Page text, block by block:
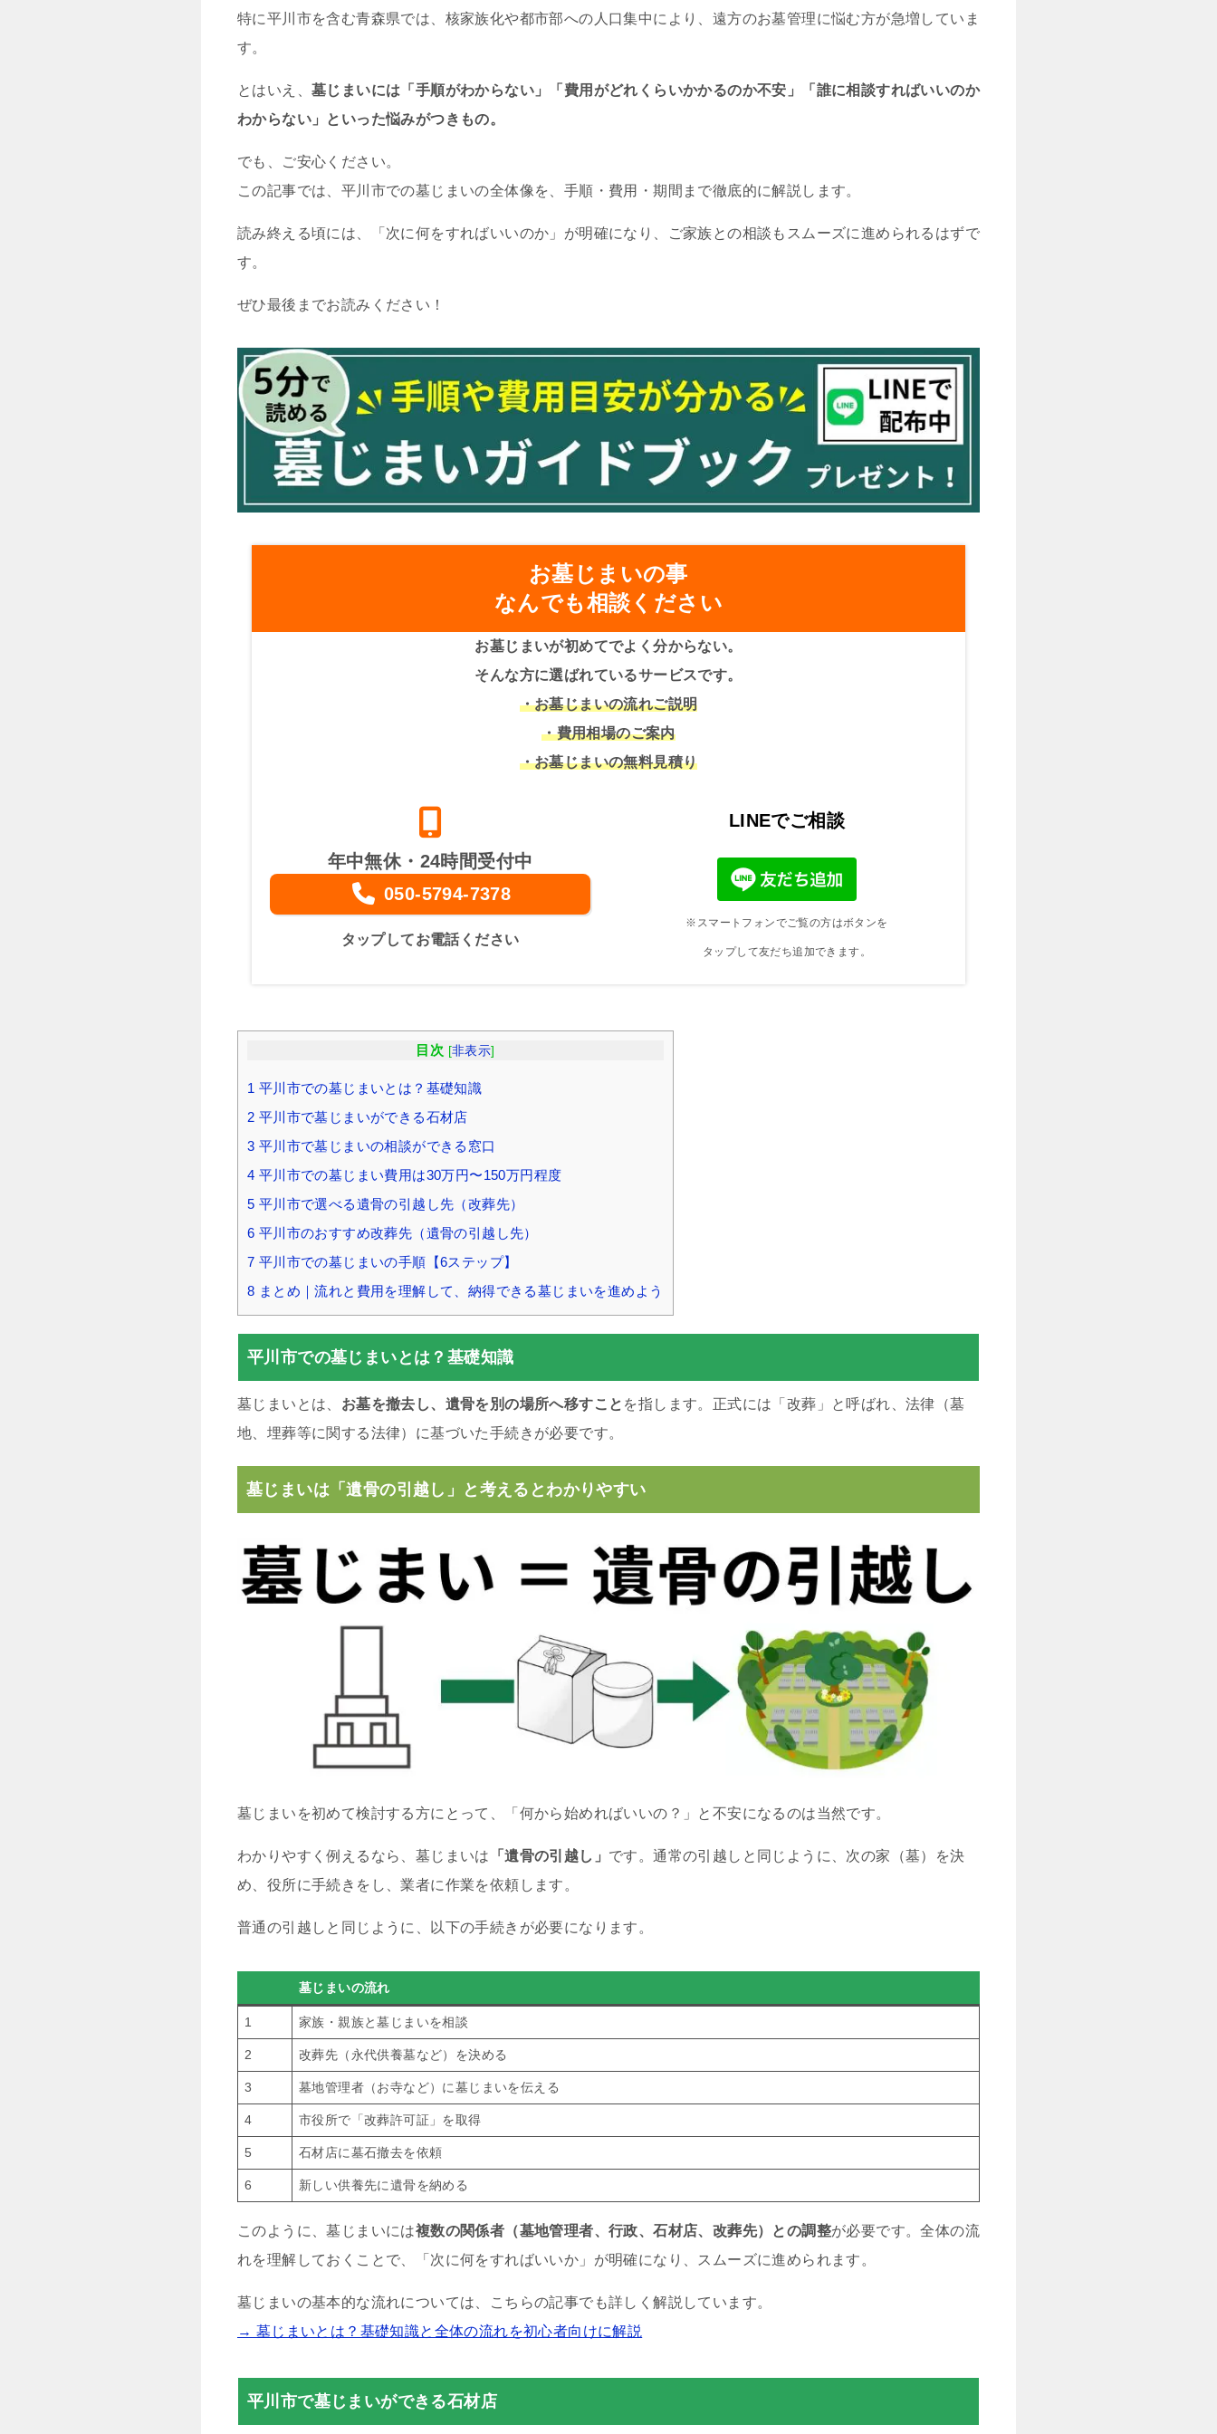
特に平川市を含む青森県では、核家族化や都市部への人口集中により、遠方のお墓管理に悩む方が急増していま
す。
とはいえ、 墓じまいには「手順がわからない」「費用がどれくらいかかるのか不安」「誰に相談すればいいのか
わからない」といった悩みがつきもの。
でも、ご安心ください。
この記事では、平川市での墓じまいの全体像を、手順・費用・期間まで徹底的に解説します。
読み終える頃には、「次に何をすればいいのか」が明確になり、ご家族との相談もスムーズに進められるはずで
す。
ぜひ最後までお読みください！
お墓じまいの事
なんでも相談ください
お墓じまいが初めてでよく分からない。
そんな方に選ばれているサービスです。
・お墓じまいの流れご説明
・費用相場のご案内
・お墓じまいの無料見積り
年中無休・24時間受付中
050-5794-7378
タップしてお電話ください
LINEでご相談
※スマートフォンでご覧の方はボタンを
タップして友だち追加できます。
目次 [非表示]
1 平川市での墓じまいとは？基礎知識
2 平川市で墓じまいができる石材店
3 平川市で墓じまいの相談ができる窓口
4 平川市での墓じまい費用は30万円〜150万円程度
5 平川市で選べる遺骨の引越し先（改葬先）
6 平川市のおすすめ改葬先（遺骨の引越し先）
7 平川市での墓じまいの手順【6ステップ】
8 まとめ｜流れと費用を理解して、納得できる墓じまいを進めよう
平川市での墓じまいとは？基礎知識
墓じまいとは、 お墓を撤去し、遺骨を別の場所へ移すこと を指します。正式には「改葬」と呼ばれ、法律（墓
地、埋葬等に関する法律）に基づいた手続きが必要です。
墓じまいは「遺骨の引越し」と考えるとわかりやすい
墓じまいを初めて検討する方にとって、「何から始めればいいの？」と不安になるのは当然です。
わかりやすく例えるなら、墓じまいは 「遺骨の引越し」 です。通常の引越しと同じように、次の家（墓）を決
め、役所に手続きをし、業者に作業を依頼します。
普通の引越しと同じように、以下の手続きが必要になります。
墓じまいの流れ
1 家族・親族と墓じまいを相談
2 改葬先（永代供養墓など）を決める
3 墓地管理者（お寺など）に墓じまいを伝える
4 市役所で「改葬許可証」を取得
5 石材店に墓石撤去を依頼
6 新しい供養先に遺骨を納める
このように、墓じまいには複数の関係者（墓地管理者、行政、石材店、改葬先）との調整が必要です。全体の流
れを理解しておくことで、「次に何をすればいいか」が明確になり、スムーズに進められます。
墓じまいの基本的な流れについては、こちらの記事でも詳しく解説しています。
→ 墓じまいとは？基礎知識と全体の流れを初心者向けに解説
平川市で墓じまいができる石材店